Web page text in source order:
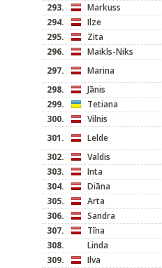
293.
Markuss
294.
Ilze
295.
Zita
296.
Maikls-Niks
297.
Marina
298.
Jānis
299.
Tetiana
300.
Vilnis
301.
Lelde
302.
Valdis
303.
Inta
304.
Diāna
305.
Arta
306.
Sandra
307.
Tīna
308.
Linda
309.
Ilva